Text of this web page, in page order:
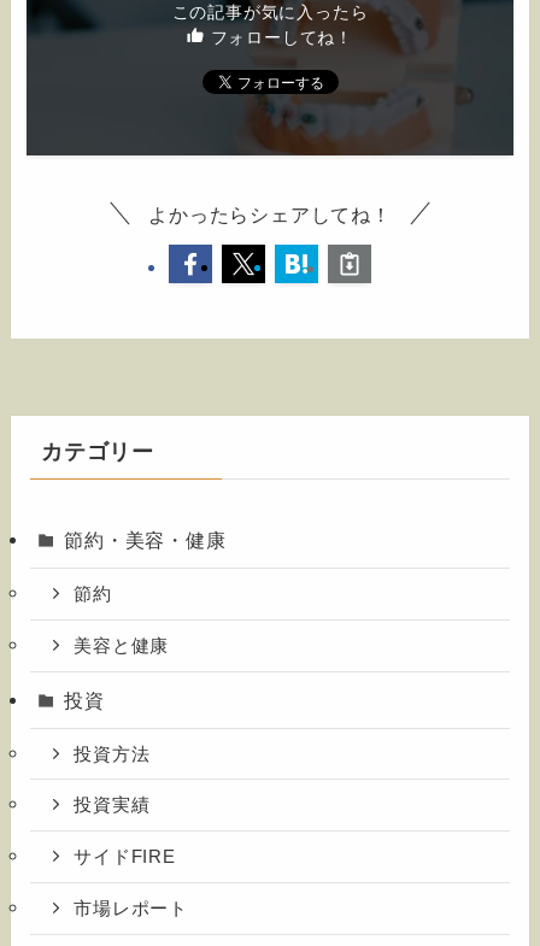
この記事が気に入ったら
フォローしてね！
よかったらシェアしてね！
カテゴリー
節約・美容・健康
節約
美容と健康
投資
投資方法
投資実績
サイドFIRE
市場レポート